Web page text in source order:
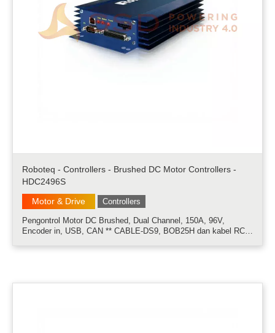
Roboteq - Controllers - Brushed DC Motor Controllers -
HDC2496S
Motor & Drive
Controllers
Pengontrol Motor DC Brushed, Dual Channel, 150A, 96V,
Encoder in, USB, CAN ** CABLE-DS9, BOB25H dan kabel RC5